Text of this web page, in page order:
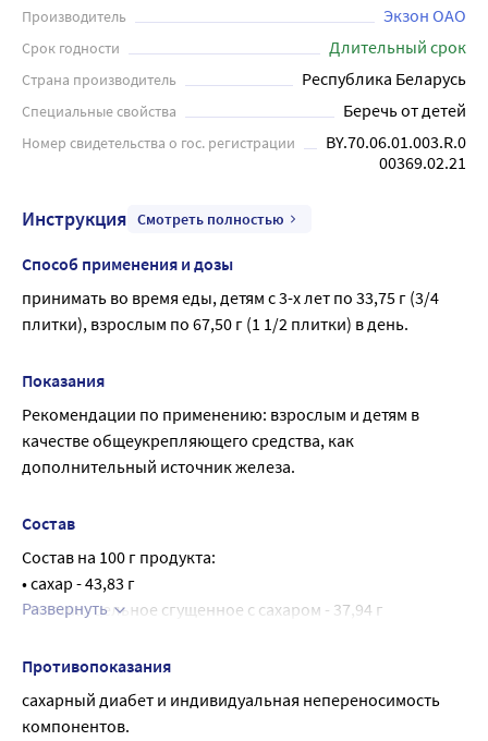
помогает восполнить потребность в железе. Чернослив
придает продукту не только приятный вкус, но и
включает множество полезных микроэлементов.
Шоколадная глазурь превращает гематоген в лакомство.
Удобная форма выпуска - плитка 45,0 грамм подходит
для перекуса во время учебы или работы.
Производитель Экзон ОАО
Срок годности Длительный срок
Страна производитель Республика Беларусь
Специальные свойства Беречь от детей
Номер свидетельства о гос. регистрации
BY.70.06.01.003.R.0
00369.02.21
Инструкция Смотреть полностью
Способ применения и дозы
принимать во время еды, детям с 3-х лет по 33,75 г (3/4
плитки), взрослым по 67,50 г (1 1/2 плитки) в день.
Показания
Рекомендации по применению: взрослым и детям в
качестве общеукрепляющего средства, как
дополнительный источник железа.
Состав
Состав на 100 г продукта:
• сахар - 43,83 г
• молоко цельное сгущенное с сахаром - 37,94 г
• кондитерская глазурь на заменителе какао масла
«Волна» (сахар, заменитель какао-масла - лауринового
типа (CBS) (рафинированное пальмоядровое масло,
Развернуть
Противопоказания
сахарный диабет и индивидуальная непереносимость
компонентов.